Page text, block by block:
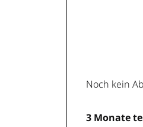
Noch kein
3 Monate